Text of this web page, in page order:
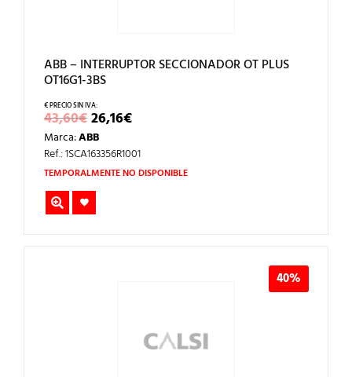
ABB – INTERRUPTOR SECCIONADOR OT PLUS
OT16G1-3BS
43,60€EL
PRECIO
ORIGINAL
ERA:
43,60€.
26,16€EL
PRECIO
ES:
26,16€.
Marca:ABB
Ref.: 1SCA163356R1001
TEMPORALMENTE NO DISPONIBLE
40%